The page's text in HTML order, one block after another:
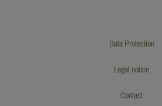
Data Protection
Legal notice
Contact